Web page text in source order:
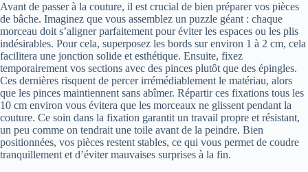
Avant de passer à la couture, il est crucial de bien préparer vos pièces
de bâche. Imaginez que vous assemblez un puzzle géant : chaque
morceau doit s’aligner parfaitement pour éviter les espaces ou les plis
indésirables. Pour cela, superposez les bords sur environ 1 à 2 cm, cela
facilitera une jonction solide et esthétique. Ensuite, fixez
temporairement vos sections avec des pinces plutôt que des épingles.
Ces dernières risquent de percer irrémédiablement le matériau, alors
que les pinces maintiennent sans abîmer. Répartir ces fixations tous les
10 cm environ vous évitera que les morceaux ne glissent pendant la
couture. Ce soin dans la fixation garantit un travail propre et résistant,
un peu comme on tendrait une toile avant de la peindre. Bien
positionnées, vos pièces restent stables, ce qui vous permet de coudre
tranquillement et d’éviter mauvaises surprises à la fin.